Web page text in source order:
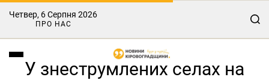
Четвер, 6 Серпня 2026
ПРО НАС
У знеструмлених селах на